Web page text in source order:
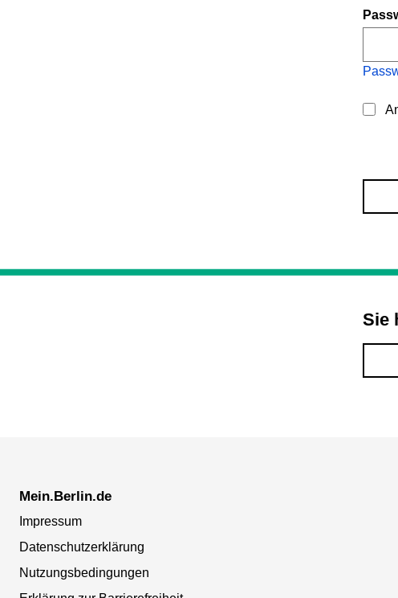
Sie
Mein.Berlin.de
Impressum
Datenschutzerklärung
Nutzungsbedingungen